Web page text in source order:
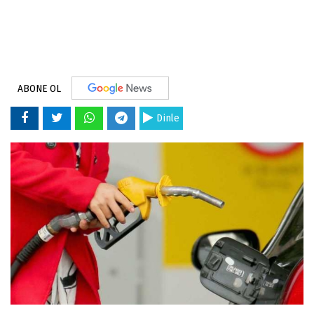
ABONE OL
Dinle